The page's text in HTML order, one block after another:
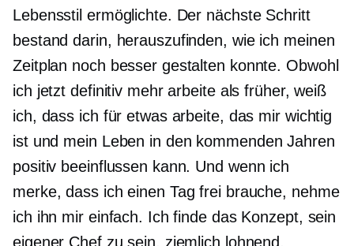
Lebensstil ermöglichte. Der nächste Schritt
bestand darin, herauszufinden, wie ich meinen
Zeitplan noch besser gestalten konnte. Obwohl
ich jetzt definitiv mehr arbeite als früher, weiß
ich, dass ich für etwas arbeite, das mir wichtig
ist und mein Leben in den kommenden Jahren
positiv beeinflussen kann. Und wenn ich
merke, dass ich einen Tag frei brauche, nehme
ich ihn mir einfach. Ich finde das Konzept, sein
eigener Chef zu sein, ziemlich lohnend.